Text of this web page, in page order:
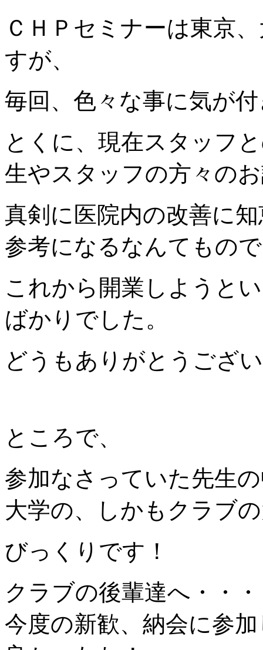
ＣＨＰセミナーは東京
すが、
毎回、色々な事に気が
とくに、現在スタッフ
生やスタッフの方々の
真剣に医院内の改善に
参考になるなんてもの
これから開業しようと
ばかりでした。
どうもありがとうござ
ところで、
参加なさっていた先生
大学の、しかもクラブ
びっくりです！
クラブの後輩達へ・・・
今度の新歓、納会に参